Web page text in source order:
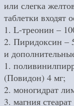
или слегка
таблетки входят
1. L-треонин –
2. Пиридоксин –
и
1.
(Повидон) 4 мг;
2. моногидрат
3. магния